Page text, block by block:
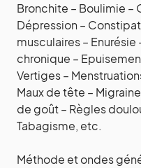
Bronchite – Boulimie –
Dépression –
musculaires –
chronique –
Vertiges –
Maux de tête –
de goût – Règles
Tabagisme, etc.
Méthode et ondes